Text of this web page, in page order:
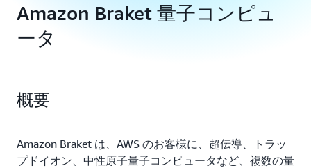
Amazon Braket 量子コンピュ
ータ
概要
Amazon Braket は、AWS のお客様に、超伝導、トラッ
プドイオン、中性原子量子コンピュータなど、複数の量